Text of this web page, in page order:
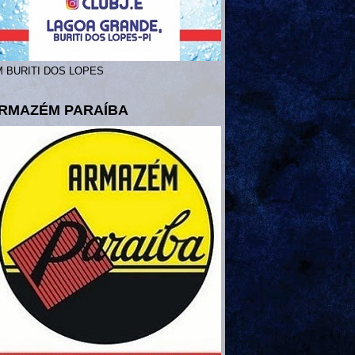
BURITI DOS LOPES
PARAÍBA